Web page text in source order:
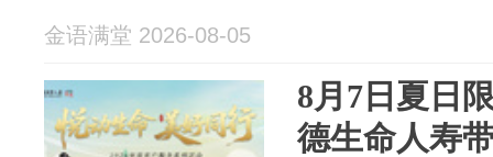
金语满堂 2026-08-05
8月7日夏日
德生命人寿